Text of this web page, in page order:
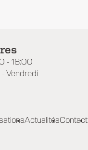
- 18:00
- Vendredi
ActualitésContact